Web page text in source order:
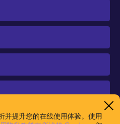
提升您的在线使用体验。使用